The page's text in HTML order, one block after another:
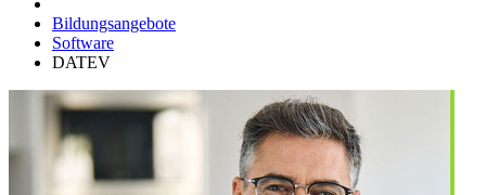
Bildungsangebote
Software
DATEV